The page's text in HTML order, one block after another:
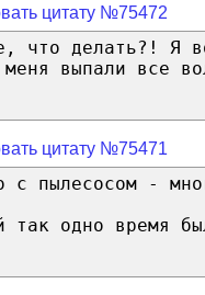
цитату №75472
что делать?! Я
выпали все
цитату №75471
с пылесосом -
так одно время